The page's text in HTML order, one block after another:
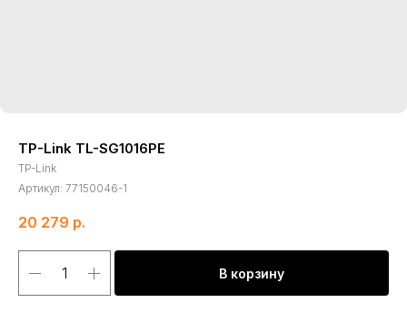
TP-Link TL-SG1016PE
TP-Link
Артикул: 77150046-1
20 279 р.
В корзину